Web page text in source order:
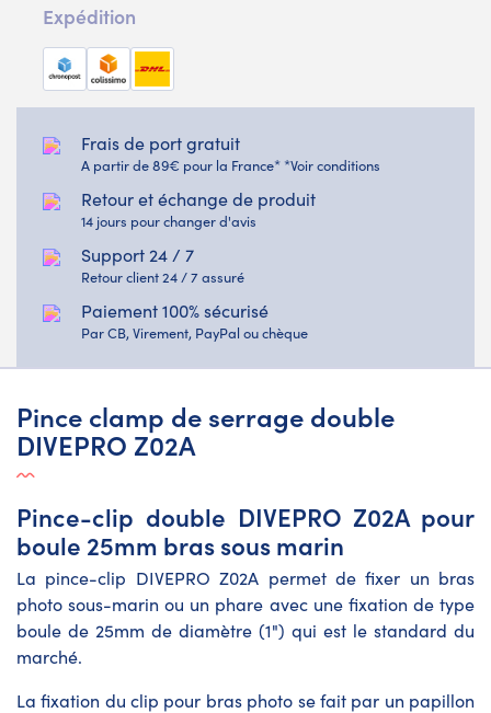
Expédition
Frais de port gratuit
A partir de 89€ pour la France* *Voir conditions
Retour et échange de produit
14 jours pour changer d'avis
Support 24 / 7
Retour client 24 / 7 assuré
Paiement 100% sécurisé
Par CB, Virement, PayPal ou chèque
Pince clamp de serrage double
DIVEPRO Z02A
Pince-clip double DIVEPRO Z02A pour
boule 25mm bras sous marin
La pince-clip DIVEPRO Z02A permet de fixer un bras
photo sous-marin ou un phare avec une fixation de type
boule de 25mm de diamètre (1") qui est le standard du
marché.
La fixation du clip pour bras photo se fait par un papillon